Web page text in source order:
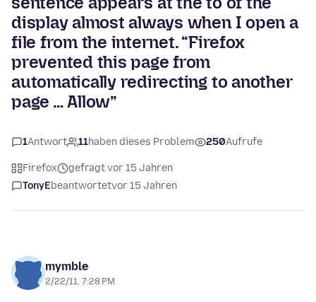
display almost always when I open a
file from the internet. “Firefox
prevented this page from
automatically redirecting to another
page … Allow”
1Antwort 11haben dieses Problem 250Aufrufe
Firefox
gefragt vor 15 Jahren
TonyEbeantwortetvor 15 Jahren
mymble
2/22/11, 7:28 PM